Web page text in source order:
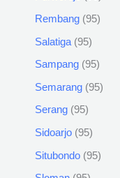
Rembang 95
Salatiga 95
Sampang 95
Semarang 95
Serang 95
Sidoarjo 95
Situbondo 95